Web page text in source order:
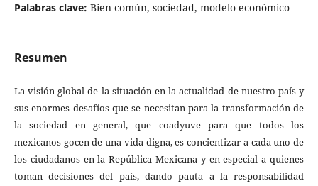
Palabras clave: Bien común, sociedad, modelo económico
Resumen
La visión global de la situación en la actualidad de nuestro país y
sus enormes desafíos que se necesitan para la transformación de
la sociedad en general, que coadyuve para que todos los
mexicanos gocen de una vida digna, es concientizar a cada uno de
los ciudadanos en la República Mexicana y en especial a quienes
toman decisiones del país, dando pauta a la responsabilidad